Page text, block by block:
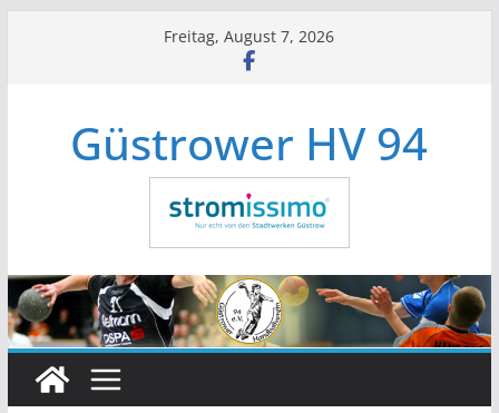
Freitag, August 7, 2026
Güstrower HV 94